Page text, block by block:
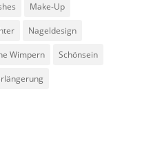
Make-Up
Nageldesign
Wimpern Schönsein